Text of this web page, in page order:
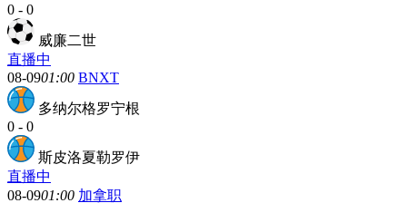
0 - 0
威廉二世
直播中
08-0901:00 BNXT
多纳尔格罗宁根
0 - 0
斯皮洛夏勒罗伊
直播中
08-0901:00 加拿职